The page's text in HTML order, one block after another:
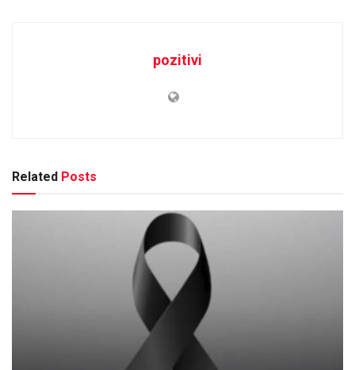
pozitivi
Related Posts